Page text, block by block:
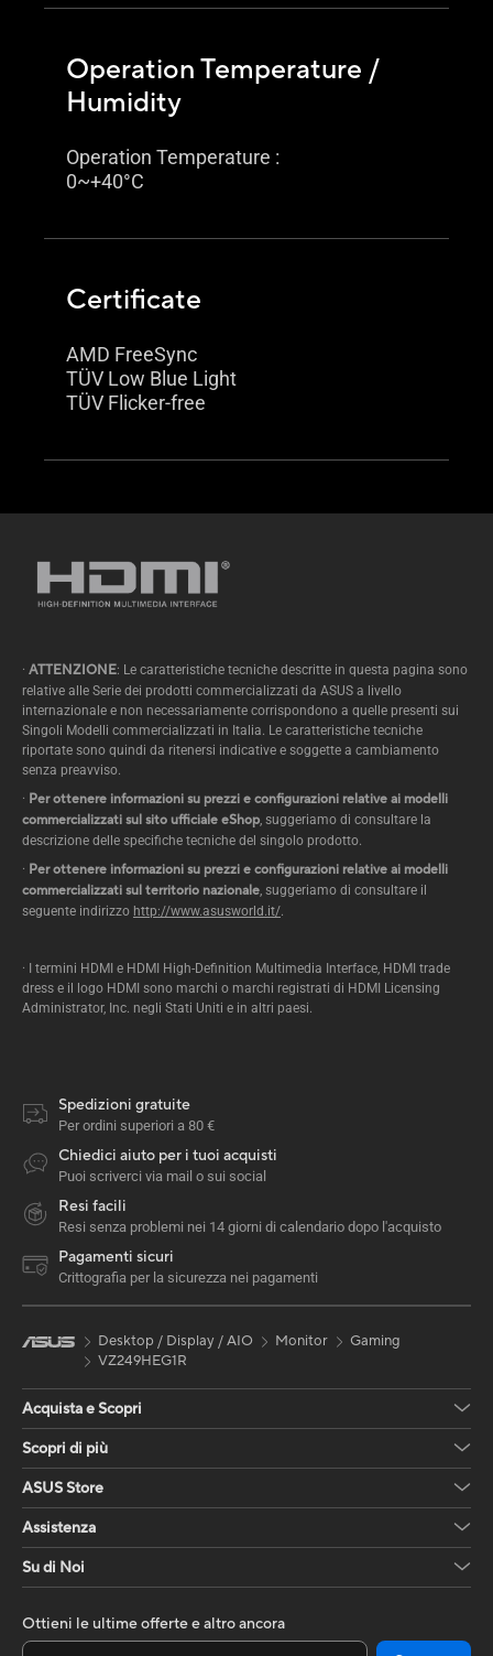
Operation Temperature /
Humidity
Operation Temperature :
0~+40°C
Certificate
AMD FreeSync
TÜV Low Blue Light
TÜV Flicker-free
· ATTENZIONE: Le caratteristiche tecniche descritte in questa pagina sono
relative alle Serie dei prodotti commercializzati da ASUS a livello
internazionale e non necessariamente corrispondono a quelle presenti sui
Singoli Modelli commercializzati in Italia. Le caratteristiche tecniche
riportate sono quindi da ritenersi indicative e soggette a cambiamento
senza preavviso.
· Per ottenere informazioni su prezzi e configurazioni relative ai modelli
commercializzati sul sito ufficiale eShop, suggeriamo di consultare la
descrizione delle specifiche tecniche del singolo prodotto.
· Per ottenere informazioni su prezzi e configurazioni relative ai modelli
commercializzati sul territorio nazionale, suggeriamo di consultare il
seguente indirizzo http://www.asusworld.it/.
· I termini HDMI e HDMI High-Definition Multimedia Interface, HDMI trade
dress e il logo HDMI sono marchi o marchi registrati di HDMI Licensing
Administrator, Inc. negli Stati Uniti e in altri paesi.
Spedizioni gratuite
Per ordini superiori a 80 €
Chiedici aiuto per i tuoi acquisti
Puoi scriverci via mail o sui social
Resi facili
Resi senza problemi nei 14 giorni di calendario dopo l'acquisto
Pagamenti sicuri
Crittografia per la sicurezza nei pagamenti
Desktop / Display / AIO Monitor
Gaming
VZ249HEG1R
Acquista e Scopri
Scopri di più
ASUS Store
Assistenza
Su di Noi
Ottieni le ultime offerte e altro ancora